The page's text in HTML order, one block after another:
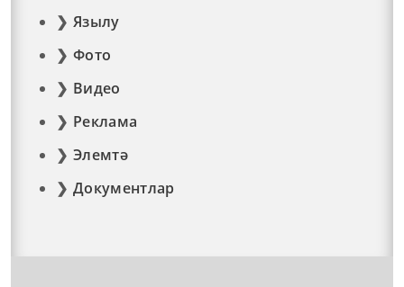
Язылу
Фото
Видео
Реклама
Элемтә
Документлар